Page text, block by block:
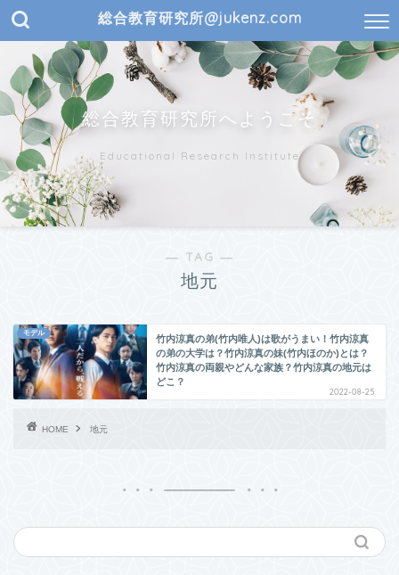
総合教育研究所@jukenz.com
総合教育研究所へようこそ
Educational Research Institute
― TAG ―
地元
モデル
竹内涼真の弟(竹内唯人)は歌がうまい！竹内涼真
の弟の大学は？竹内涼真の妹(竹内ほのか)とは？
竹内涼真の両親やどんな家族？竹内涼真の地元は
どこ？
2022-08-25
HOME 地元